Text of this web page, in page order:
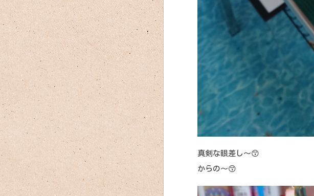
真剣な眼差し～😙
からの～😙